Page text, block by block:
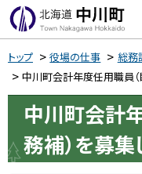
本
へ
ニ
ー
へ
中川町
トップ 役場の仕事 総務
中川町会計年度任用職員
中川町会計
務補）を募集